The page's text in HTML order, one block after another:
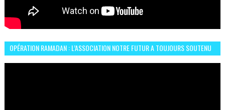
OPÉRATION RAMADAN : L’ASSOCIATION NOTRE FUTUR A TOUJOURS SOUTENU